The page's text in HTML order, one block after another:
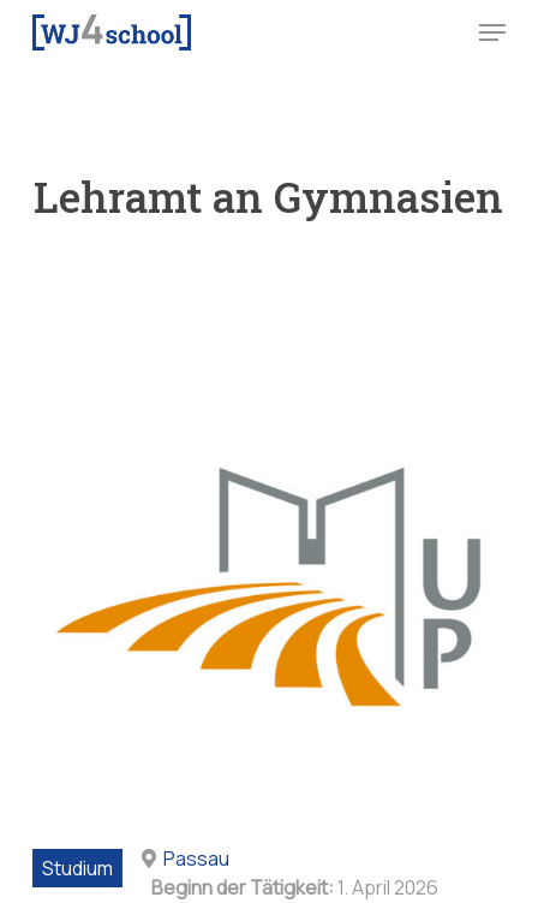
Skip
Menu
Lehramt an Gymnasien
Studium
Passau
Beginn der Tätigkeit: 1. April 2026